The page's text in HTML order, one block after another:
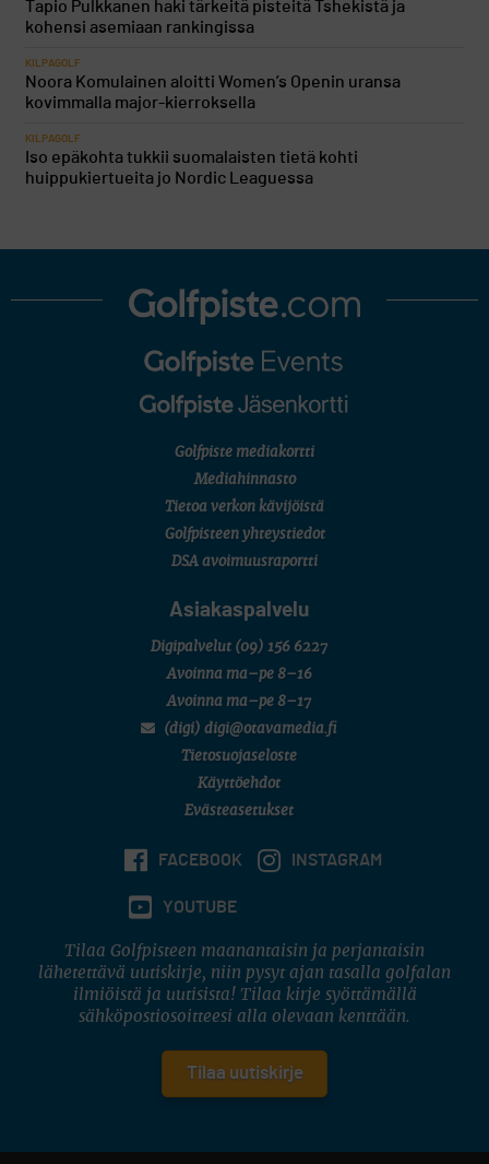
Tapio Pulkkanen haki tärkeitä pisteitä Tshekistä ja
kohensi asemiaan rankingissa
KILPAGOLF
Noora Komulainen aloitti Women’s Openin uransa
kovimmalla major-kierroksella
KILPAGOLF
Iso epäkohta tukkii suomalaisten tietä kohti
huippukiertueita jo Nordic Leaguessa
Golfpiste mediakortti
Mediahinnasto
Tietoa verkon kävijöistä
Golfpisteen yhteystiedot
DSA avoimuusraportti
Asiakaspalvelu
Digipalvelut (09) 156 6227
Avoinna ma–pe 8–16
Avoinna ma–pe 8–17
(digi) digi@otavamedia.fi
Tietosuojaseloste
Käyttöehdot
Evästeasetukset
FACEBOOK INSTAGRAM
YOUTUBE
Tilaa Golfpisteen maanantaisin ja perjantaisin
lähetettävä uutiskirje, niin pysyt ajan tasalla golfalan
ilmiöistä ja uutisista! Tilaa kirje syöttämällä
sähköpostiosoitteesi alla olevaan kenttään.
Tilaa uutiskirje